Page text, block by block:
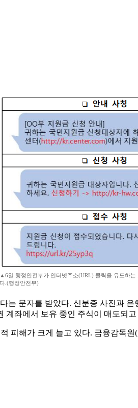
▲6일 행정안전부가 인터넷주소(URL) 클릭을 유도하는
다.(행정안전부)
는 문자를 받았다. 신분증 사진과
좌에서 보유 중인 주식이 매도되
피해가 크게 늘고 있다. 금융감독